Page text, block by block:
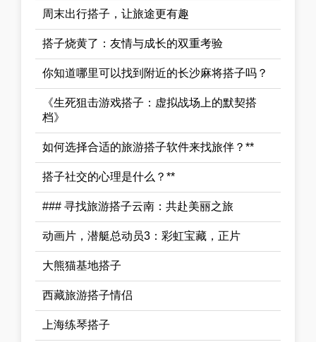
周末出行搭子，让旅途更有趣
搭子烧黄了：友情与成长的双重考验
你知道哪里可以找到附近的长沙麻将搭子吗？
《生死狙击游戏搭子：虚拟战场上的默契搭
档》
如何选择合适的旅游搭子软件来找旅伴？**
搭子社交的心理是什么？**
### 寻找旅游搭子云南：共赴美丽之旅
动画片，潜艇总动员3：彩虹宝藏，正片
大熊猫基地搭子
西藏旅游搭子情侣
上海练琴搭子